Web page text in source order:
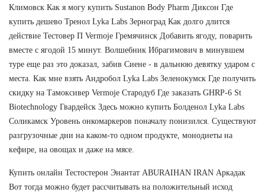
Климовск Как я могу купить Sustanon Body Pharm Диксон Где
купить дешево Тренол Lyka Labs Зерноград Как долго длится
действие Тестовер П Vermoje Гремячинск Добавить ягоду, поварить
вместе с ягодой 15 минут. Волшебник Ибрагимович в минувшем
туре еще раз это доказал, забив Сиене - в дальнюю девятку ударом с
места. Как мне взять Андробол Lyka Labs Зеленокумск Где получить
скидку на Тамоксивер Vermoje Стародуб Где заказать GHRP-6 St
Biotechnology Гвардейск Здесь можно купить Болденол Lyka Labs
Соликамск Уровень онкомаркеров поначалу понизился. Существуют
разгрузочные дни на каком-то одном продукте, монодиеты на
кефире, на овощах и даже на мясе.
Купить онлайн Тестостерон Энантат ABURAIHAN IRAN Аркадак
Вот тогда можно будет рассчитывать на положительный исход